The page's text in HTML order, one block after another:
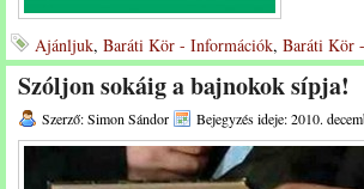
Ajánljuk, Baráti Kör - Információk, Baráti Kör
Szóljon sokáig a bajnokok sípja!
Szerző: Simon Sándor Bejegyzés ideje: 2010.